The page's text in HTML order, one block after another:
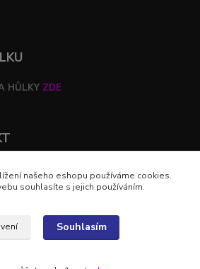
HŮLKY ZDE
našeho eshopu používáme cookies.
souhlasíte s jejich používáním.
Souhlasím